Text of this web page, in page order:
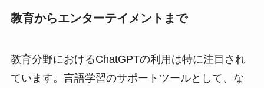
教育からエンターテイメントまで
教育分野におけるChatGPTの利用は特に注目され
ています。言語学習のサポートツールとして、な